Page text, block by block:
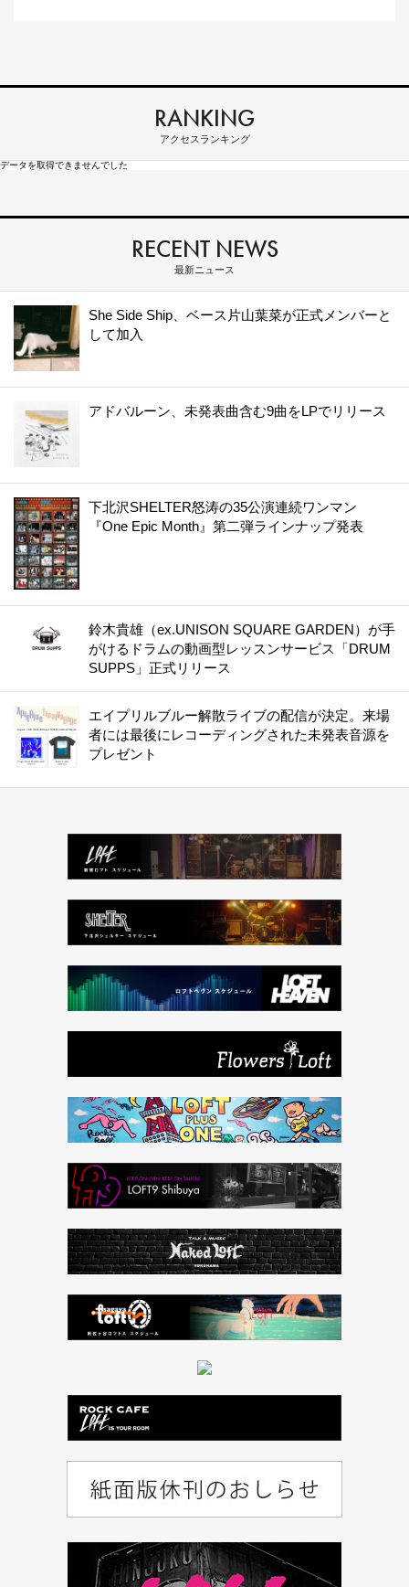
RANKING
アクセスランキング
データを取得できませんでした
RECENT NEWS
最新ニュース
She Side Ship、ベース片山葉菜が正式メンバーと
して加入
アドバルーン、未発表曲含む9曲をLPでリリース
下北沢SHELTER怒涛の35公演連続ワンマン
『One Epic Month』第二弾ラインナップ発表
鈴木貴雄（ex.UNISON SQUARE GARDEN）が手
がけるドラムの動画型レッスンサービス「DRUM
SUPPS」正式リリース
エイプリルブルー解散ライブの配信が決定。来場
者には最後にレコーディングされた未発表音源を
プレゼント